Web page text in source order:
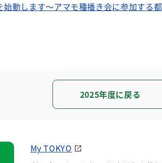
動します～アマモ種播き会に参加する
2025年度に戻る
My TOKYO